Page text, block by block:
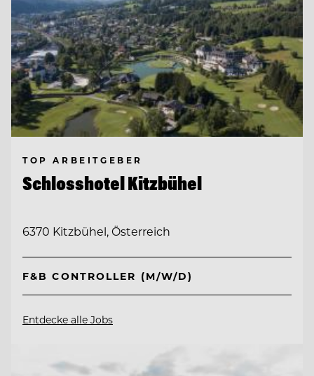
TOP ARBEITGEBER
Schlosshotel Kitzbühel
6370 Kitzbühel, Österreich
F&B CONTROLLER (M/W/D)
Entdecke alle Jobs